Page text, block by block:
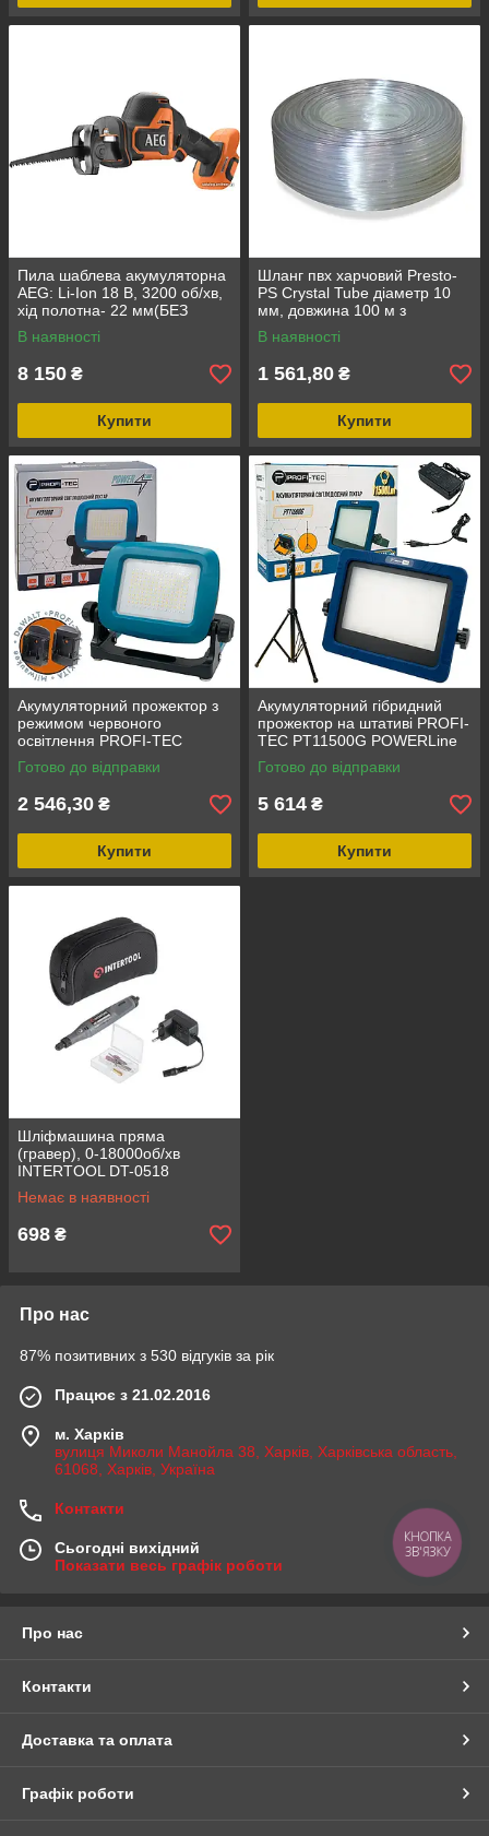
Пила шаблева акумуляторна
AEG: Li-Ion 18 В, 3200 об/хв,
хід полотна- 22 мм(БЕЗ
АКУМУЛЯТОРА)
В наявності
8 150 ₴
Купити
Шланг пвх харчовий Presto-
PS Сrystal Tube діаметр 10
мм, довжина 100 м з
маркуванням метражу (PVH
10 PS)
В наявності
1 561,80 ₴
Купити
Акумуляторний прожектор з
режимом червоного
освітлення PROFI-TEC
PT3100G POWERLine (без
акумулятора та зарядного
Готово до відправки
2 546,30 ₴
Купити
Акумуляторний гібридний
прожектор на штативі PROFI-
TEC PT11500G POWERLine
(без акумулятора та
зарядного пристрою)
Готово до відправки
5 614 ₴
Купити
Шліфмашина пряма
(гравер), 0-18000об/хв
INTERTOOL DT-0518
Немає в наявності
698 ₴
Про нас
87% позитивних з 530 відгуків за рік
Працює з 21.02.2016
м. Харків
вулиця Миколи Манойла 38, Харків, Харківська область,
61068, Харків, Україна
Контакти
Сьогодні вихідний
Показати весь графік роботи
Про нас
Контакти
Доставка та оплата
Графік роботи
КНОПКА
ЗВ'ЯЗКУ